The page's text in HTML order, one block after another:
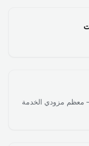
معظم مزودي الخدمة